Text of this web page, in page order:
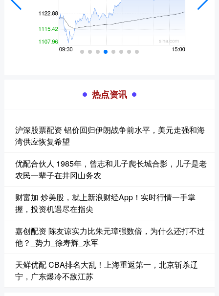
热点资讯
沪深股票配资 铝价回归伊朗战争前水平，美元走强和海
湾供应恢复希望
优配合伙人 1985年，曾志和儿子爬长城合影，儿子是老
农民一辈子在井冈山务农
财富加 炒美股，就上新浪财经App！实时行情一手掌
握，投资机遇尽在指尖
嘉创配资 陈友谅实力比朱元璋强数倍，为什么还打不过
他？_势力_徐寿辉_水军
天鲜优配 CBA排名大乱！上海重返第一，北京斩杀辽
宁，广东爆冷不敌江苏